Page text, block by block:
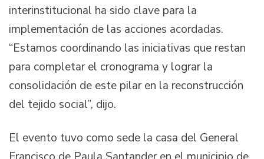
interinstitucional ha sido clave para la
implementación de las acciones acordadas.
“Estamos coordinando las iniciativas que restan
para completar el cronograma y lograr la
consolidación de este pilar en la reconstrucción
del tejido social”, dijo.
El evento tuvo como sede la casa del General